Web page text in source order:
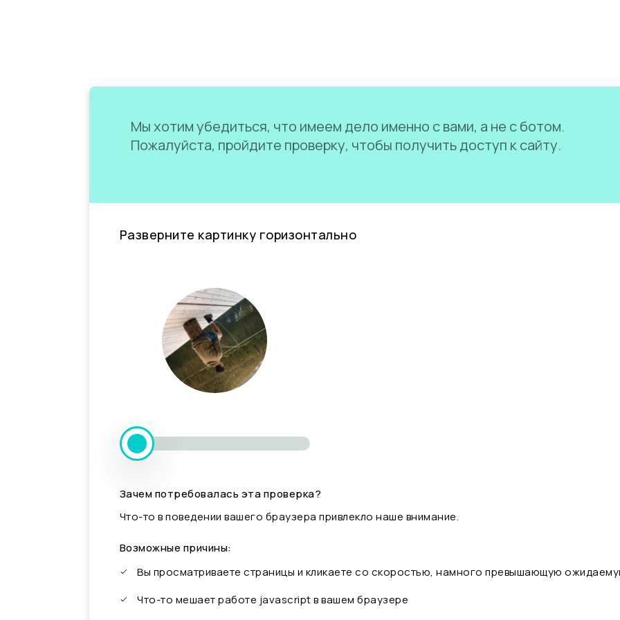
Мы хотим убедиться, что имеем дело именно с вами, а не с ботом.
Пожалуйста, пройдите проверку, чтобы получить доступ к сайту.
Разверните картинку горизонтально
Зачем потребовалась эта проверка?
Что-то в поведении вашего браузера привлекло наше внимание.
Возможные причины:
Вы просматриваете страницы и кликаете со скоростью, намного превышающую
Что-то мешает работе javascript в вашем браузере